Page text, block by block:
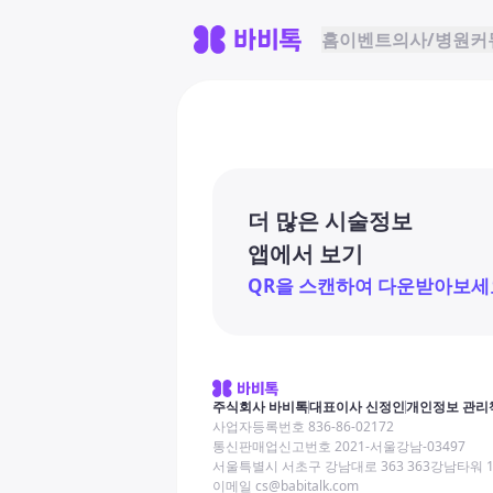
홈이벤트의사/병원커
더 많은 시술정보
앱에서 보기
QR을 스캔하여 다운받아보세
주식회사 바비톡대표이사 신정인개인정보 관리
사업자등록번호 836-86-02172
통신판매업신고번호 2021-서울강남-03497
서울특별시 서초구 강남대로 363 363강남타워
이메일 cs@babitalk.com